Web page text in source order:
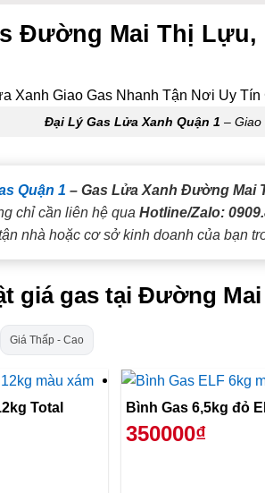
Đường Mai Thị Lựu,
Đại Lý Gas Lửa Xanh Quận 1 – Giao
Quận 1 – Gas Lửa Xanh Đường Mai
chỉ cần liên hệ quaHotline/Zalo:
nhà hoặc cơ sở kinh doanh của bạn
giá gas tại Đường
Giá Thấp - Cao
Total
Bình Gas 6,5kg
350000₫